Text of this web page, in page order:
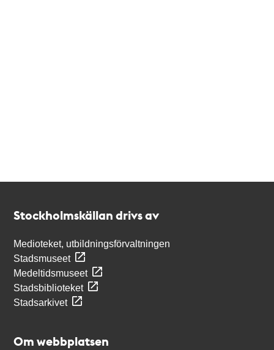
Stockholmskällan drivs av
Medioteket, utbildningsförvaltningen
Stadsmuseet
Medeltidsmuseet
Stadsbiblioteket
Stadsarkivet
Om webbplatsen